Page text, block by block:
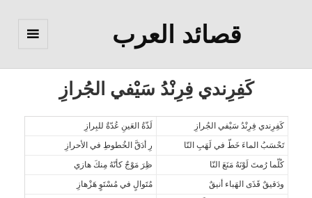
قصائد العرب
كَفِرِندي فِرِنْدُ سَيْفي الجُرازِ
كَفِرِندي فِرِنْدُ سَيْفي الجُرازِ
لَذّةُ العَينِ عُدّةٌ للبِرازِ
تَحْسَبُ الماءَ خَطّ في لَهَبِ النّا
رِ أدَقَّ الخُطوطِ في الأحرازِ
كُلّما رُمتَ لَوْنَهُ مَنَعَ النّا
ظِرَ مَوْجٌ كأنّهُ مِنكَ هازي
ودَقيقٌ قَذَى الهَباء أنيقٌ
مُتَوالٍ في مُسْتَوٍ هَزْهازِ